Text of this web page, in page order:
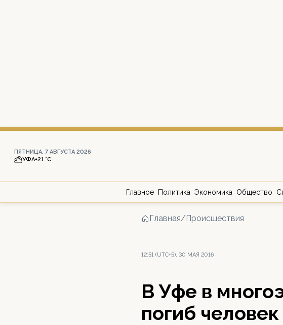
ПЯТНИЦА, 7 АВГУСТА 2026
УФА+21 °С
Главное Политика Экономика Общество
Главная/Происшествия
12:51 (UTC+5), 30 МАЯ 2016
В Уфе в
погиб человек